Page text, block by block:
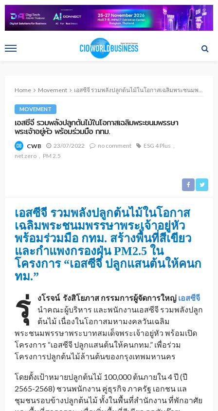
Home Movement เอสซีจี รวมพลังปลูกต้นไม้ในโอกาสเฉลิมพระชนมพรรษาพระเจ้าอยู่หัว พร้อมร่วมมือ กทม.
MOVEMENT
เอสซีจี รวมพลังปลูกต้นไม้ในโอกาสเฉลิมพระชนมพรรษา
พระเจ้าอยู่หัว พร้อมร่วมมือ กทม.
CWB 23/07/2022 no comment
ESG 4 Plus
net zero
PM 2.5
เอสซีจี รวมพลังปลูกต้นไม้ในโอกาส
เฉลิมพระชนมพรรษาพระเจ้าอยู่หัว
พร้อมร่วมมือ กทม. สร้างพื้นที่สีเขียว
และกำแพงกรองฝุ่นPM2.5 ใน
โครงการ “เอสซีจี ปลูกแสนต้นให้คนก
ทม.”
รุ่ งโรจน์ รังสิโยภาส กรรมการผู้จัดการใหญ่ เอสซีจี
นำคณะผู้บริหาร และพนักงานเอสซีจี รวมพลังปลูก
ต้นไม้ เนื่องในโอกาสมหามงคลวันเฉลิม
พระชนมพรรษาพระบาทสมเด็จพระเจ้าอยู่หัว พร้อมเปิด
โครงการ “เอสซีจี ปลูกแสนต้นให้คนกทม.” เพื่อร่วม
โครงการปลูกต้นไม้ล้านต้นของกรุงเทพมหานคร
โดยตั้งเป้าหมายปลูกต้นไม้ 100,000 ต้นภายใน 4 ปี (ปี
2565-2568) ชวนพนักงาน คู่ธุรกิจ ภาครัฐ เอกชน แล
ชุมชนรอบข้างปลูกต้นไม้ ทั้งในพื้นที่สำนักงาน ที่พักอาศัย